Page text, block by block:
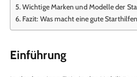
Wichtige Marken und Modelle der
Fazit: Was macht eine gute
Einführung